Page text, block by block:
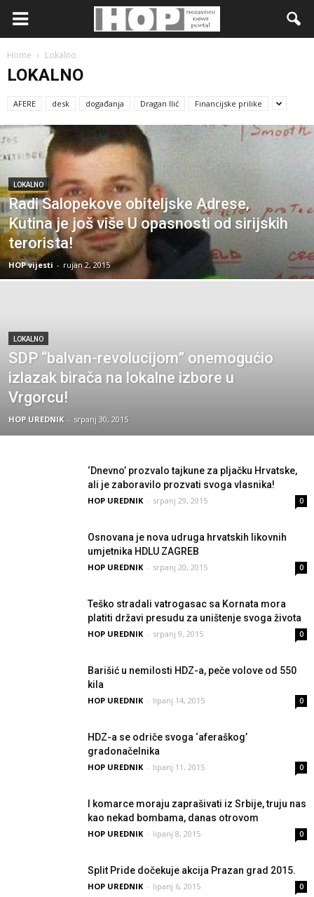
Home Lokalno
LOKALNO
AFERE desk događanja Dragan Ilić Financijske prilike
LOKALNO
Radi Salopekove obiteljske Adrese,
Kutina je još više U opasnosti od sirijskih
terorista!
HOP vijesti - rujan 2, 2015
LOKALNO
SDP “balvan-revolucijom” onemogućio
izlazak birača na lokalne izbore u
Vrgorcu!
HOP UREDNIK - srpanj 30, 2015
‘Dnevno’ prozvalo tajkune za pljačku Hrvatske,
ali je zaboravilo prozvati svoga vlasnika!
HOP UREDNIK - srpanj 29, 2015 0
Osnovana je nova udruga hrvatskih likovnih
umjetnika HDLU ZAGREB
HOP UREDNIK - srpanj 20, 2015 0
Teško stradali vatrogasac sa Kornata mora
platiti državi presudu za uništenje svoga života
HOP UREDNIK - srpanj 9, 2015 0
Barišić u nemilosti HDZ-a, peče volove od 550
kila
HOP UREDNIK - lipanj 14, 2015 0
HDZ-a se odriče svoga ‘aferaškog’
gradonačelnika
HOP UREDNIK - lipanj 11, 2015 0
I komarce moraju zaprašivati iz Srbije, truju nas
kao nekad bombama, danas otrovom
HOP UREDNIK - lipanj 8, 2015 0
Split Pride dočekuje akcija Prazan grad 2015.
HOP UREDNIK - lipanj 6, 2015 0